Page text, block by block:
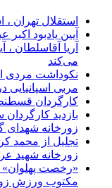
استقلال تهران
آیین یادبود
آریا آقاسلطان
می‌کند
نکوداشت مردی
مربی اسپانیایی
کارگردان
بازدید کارگردان
زورخانه شهدای
تجلیل از محمد
زورخانه شهید
«رخصت پهلوان»
مکتوب ورزش